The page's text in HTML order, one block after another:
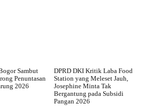
Sambut
Penuntasan
2026
DPRD DKI Kritik Laba Food
Station yang Meleset Jauh,
Josephine Minta Tak
Bergantung pada Subsidi
Pangan 2026